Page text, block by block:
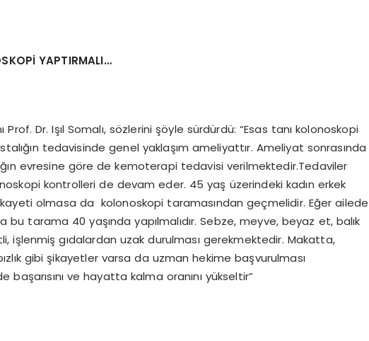
YAPTIRMALI…
Prof. Dr. Işıl Somalı, sözlerini şöyle sürdürdü: “Esas tanı kolonoskopi
tedavisinde genel yaklaşım ameliyattır. Ameliyat sonrasında
evresine göre de kemoterapi tedavisi verilmektedir.Tedaviler
kontrolleri de devam eder. 45 yaş üzerindeki kadın erkek
olmasa da kolonoskopi taramasından geçmelidir. Eğer ailede
bu tarama 40 yaşında yapılmalıdır. Sebze, meyve, beyaz et, balık
işlenmiş gıdalardan uzak durulması gerekmektedir. Makatta,
gibi şikayetler varsa da uzman hekime başvurulması
ve hayatta kalma oranını yükseltir”